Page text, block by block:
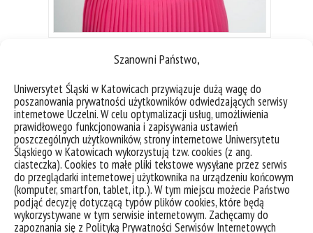
Szanowni Państwo,
Uniwersytet Śląski w Katowicach przywiązuje dużą wagę do
poszanowania prywatności użytkowników odwiedzających serwisy
internetowe Uczelni. W celu optymalizacji usług, umożliwienia
prawidłowego funkcjonowania i zapisywania ustawień
poszczególnych użytkowników, strony internetowe Uniwersytetu
Śląskiego w Katowicach wykorzystują tzw. cookies (z ang.
ciasteczka). Cookies to małe pliki tekstowe wysyłane przez serwis
do przeglądarki internetowej użytkownika na urządzeniu końcowym
(komputer, smartfon, tablet, itp.). W tym miejscu możecie Państwo
podjąć decyzję dotyczącą typów plików cookies, które będą
wykorzystywane w tym serwisie internetowym. Zachęcamy do
zapoznania się z Polityką Prywatności Serwisów Internetowych
Śląskiego w Katowicach
Poznaj ambasadorkę
Magistra Klaudia Nowak, @autodydaktyczna